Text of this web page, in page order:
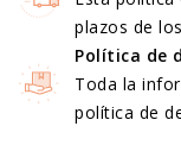
plazos de
Política de
Toda la
política de